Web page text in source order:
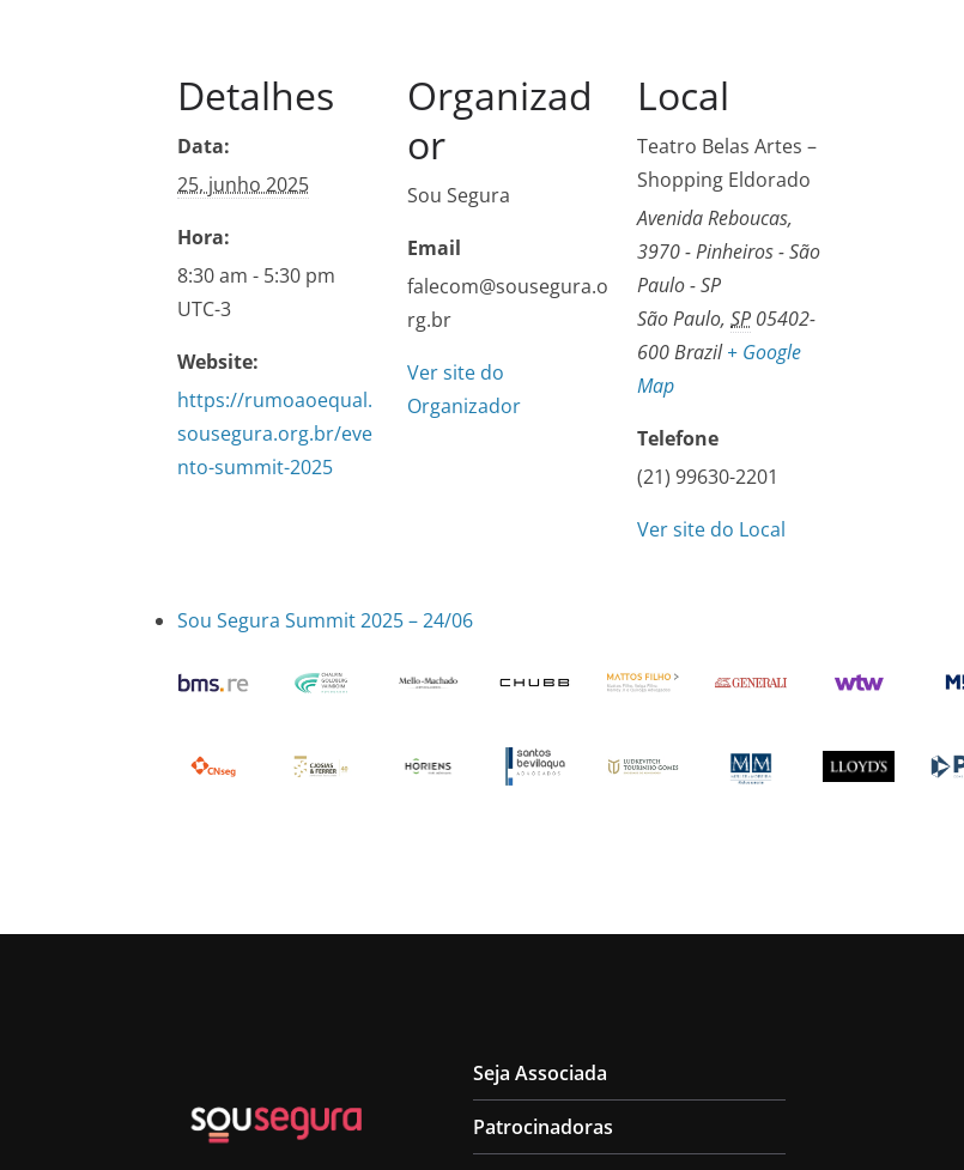
Detalhes
Data:
25, junho 2025
Hora:
8:30 am - 5:30 pm
UTC-3
Website:
https://rumoaoequal.
sousegura.org.br/eve
nto-summit-2025
Organizad
or
Sou Segura
Email
falecom@sousegura.o
rg.br
Ver site do
Organizador
Local
Teatro Belas Artes –
Shopping Eldorado
Avenida Reboucas,
3970 - Pinheiros - São
Paulo - SP
São Paulo, SP 05402-
600Brazil + Google
Map
Telefone
(21) 99630-2201
Ver site do Local
Sou Segura Summit 2025 – 24/06
Seja Associada
Patrocinadoras